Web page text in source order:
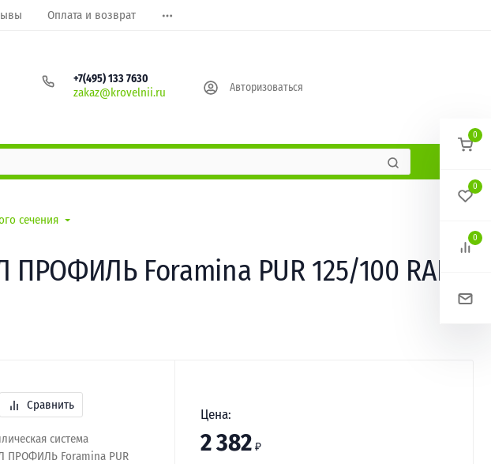
Оплата и возврат
+7(495) 133 7630
zakaz@krovelnii.ru Авторизоваться
сечения
Foramina PUR 125/100 RAL
Сравнить
система
ПРОФИЛЬ Foramina PUR
Цена:
2 382 ₽
0
0
0